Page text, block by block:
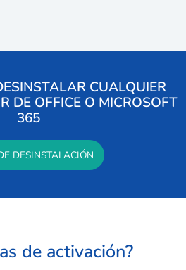
CUALQUIER
DE OFFICE O MICROSOFT
365
DESINSTALACIÓN
de activación?